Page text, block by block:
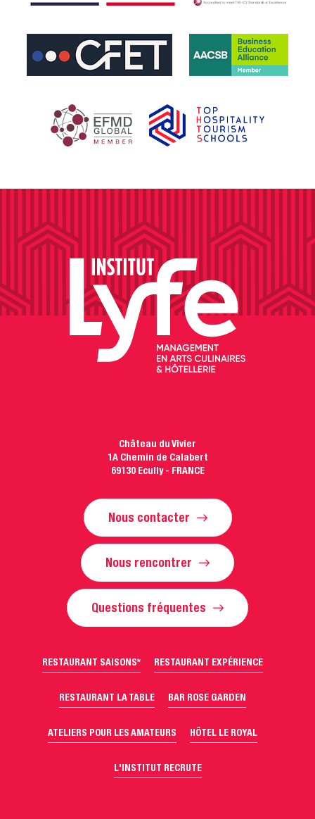
Château du Vivier
1A Chemin de Calabert
69130 Ecully - FRANCE
Nous contacter
Nous rencontrer
Questions fréquentes
RESTAURANT SAISONS* RESTAURANT EXPÉRIENCE
RESTAURANT LA TABLE BAR ROSE GARDEN
ATELIERS POUR LES AMATEURS HÔTEL LE ROYAL
L'INSTITUT RECRUTE